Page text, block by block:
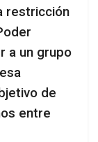
restricción
a un grupo
de
entre